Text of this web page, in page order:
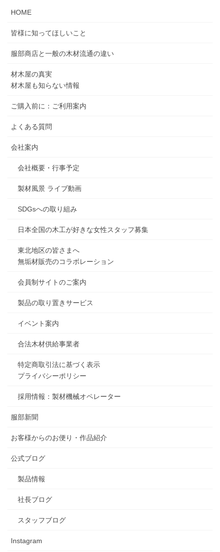
HOME
皆様に知ってほしいこと
服部商店と一般の木材流通の違い
材木屋の真実
材木屋も知らない情報
ご購入前に：ご利用案内
よくある質問
会社案内
会社概要・行事予定
製材風景 ライブ動画
SDGsへの取り組み
日本全国の木工が好きな女性スタッフ募集
東北地区の皆さまへ
無垢材販売のコラボレーション
会員制サイトのご案内
製品の取り置きサービス
イベント案内
合法木材供給事業者
特定商取引法に基づく表示
プライバシーポリシー
採用情報：製材機械オペレーター
服部新聞
お客様からのお便り・作品紹介
公式ブログ
製品情報
社長ブログ
スタッフブログ
Instagram